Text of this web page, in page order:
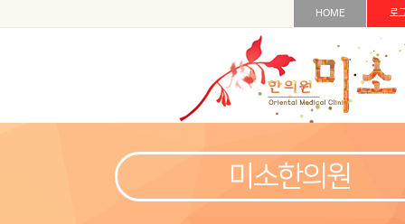
HOME 로
미소한의원